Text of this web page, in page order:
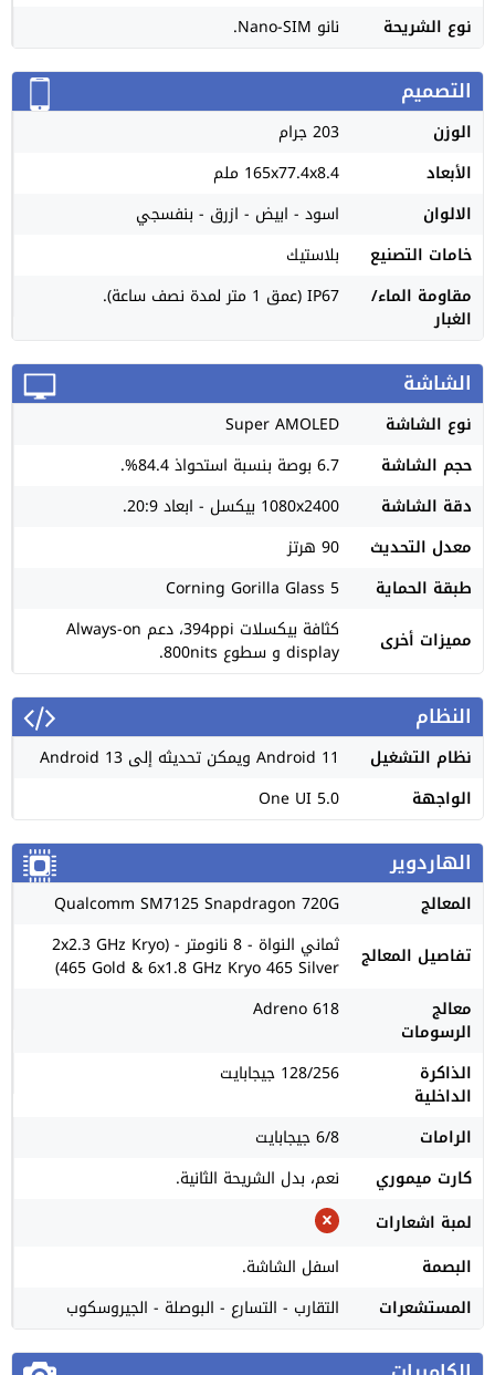
نوع الشريحة
نانو Nano-SIM.
التصميم
الوزن
203 جرام
الأبعاد
165x77.4x8.4 ملم
الالوان
اسود - ابيض - ازرق - بنفسجي
خامات التصنيع
بلاستيك
مقاومة الماء/
الغبار
IP67 (عمق 1 متر لمدة نصف ساعة).
الشاشة
نوع الشاشة
Super AMOLED
حجم الشاشة
6.7 بوصة بنسبة استحواذ 84.4%.
دقة الشاشة
1080x2400 بيكسل - ابعاد 20:9.
معدل التحديث
90 هرتز
طبقة الحماية
Corning Gorilla Glass 5
مميزات أخرى
كثافة بيكسلات 394ppi، دعم Always-on
display و سطوع 800nits.
النظام
نظام التشغيل
Android 11 ويمكن تحديثه إلى Android 13
الواجهة
One UI 5.0
الهاردوير
المعالج
Qualcomm SM7125 Snapdragon 720G
تفاصيل المعالج
ثماني النواة - 8 نانومتر - (2x2.3 GHz Kryo
465 Gold & 6x1.8 GHz Kryo 465 Silver)
معالج
الرسومات
Adreno 618
الذاكرة
الداخلية
128/256 جيجابايت
الرامات
6/8 جيجابايت
كارت ميموري
نعم، بدل الشريحة الثانية.
لمبة اشعارات
البصمة
اسفل الشاشة.
المستشعرات
التقارب - التسارع - البوصلة - الجيروسكوب